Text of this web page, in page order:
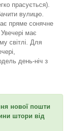
прасується).
вулицю.
пряме сонячне
має
світлі. Для
день-ніч з
нової пошти
штори від